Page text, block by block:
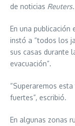
de noticias Reuters.
En una publicación
instó a “todos los
sus casas durante
evacuación”.
“Superaremos
fuertes”, escribió.
En algunas zonas